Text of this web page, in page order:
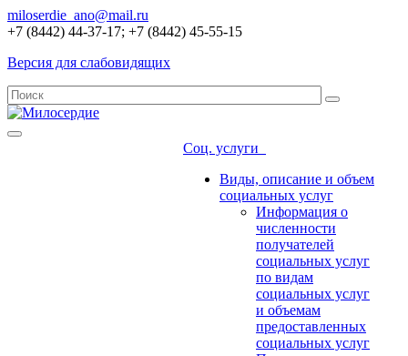
miloserdie_ano@mail.ru
+7 (8442) 44-37-17; +7 (8442) 45-55-15
Версия для слабовидящих
Соц. услуги
Виды, описание и объем
социальных услуг
Информация о
численности
получателей
социальных услуг
по видам
социальных услуг
и объемам
предоставленных
социальных услуг